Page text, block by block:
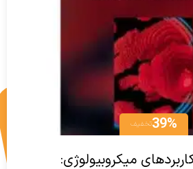
39%تخفیف
میکروبیولوژی: